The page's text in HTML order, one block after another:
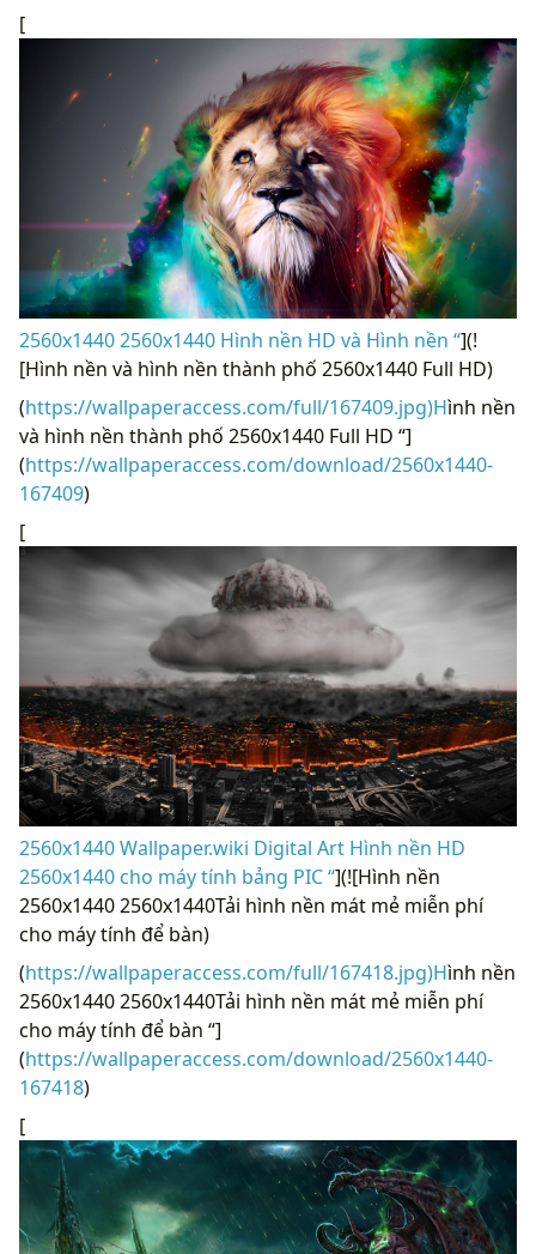
[
2560x1440 2560x1440 Hình nền HD và Hình nền “](!
[Hình nền và hình nền thành phố 2560x1440 Full HD)
(https://wallpaperaccess.com/full/167409.jpg)Hình nền
và hình nền thành phố 2560x1440 Full HD “]
(https://wallpaperaccess.com/download/2560x1440-
167409)
[
2560x1440 Wallpaper.wiki Digital Art Hình nền HD
2560x1440 cho máy tính bảng PIC “](![Hình nền
2560x1440 2560x1440Tải hình nền mát mẻ miễn phí
cho máy tính để bàn)
(https://wallpaperaccess.com/full/167418.jpg)Hình nền
2560x1440 2560x1440Tải hình nền mát mẻ miễn phí
cho máy tính để bàn “]
(https://wallpaperaccess.com/download/2560x1440-
167418)
[